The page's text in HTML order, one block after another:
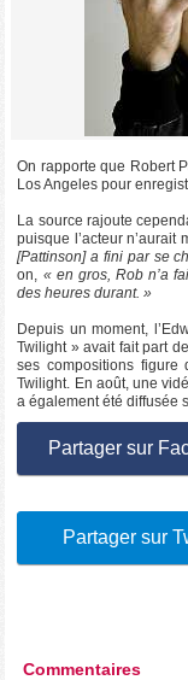
On rapporte que Robert
Los Angeles pour
La source rajoute
puisque l’acteur n’aurait
[Pattinson] a fini par se
on, « en gros, Rob n’a
des heures durant. »
Depuis un moment,
Twilight » avait fait part
ses compositions figure
Twilight. En août, une
a également été diffusée
Partager sur
Partager sur
Commentaires